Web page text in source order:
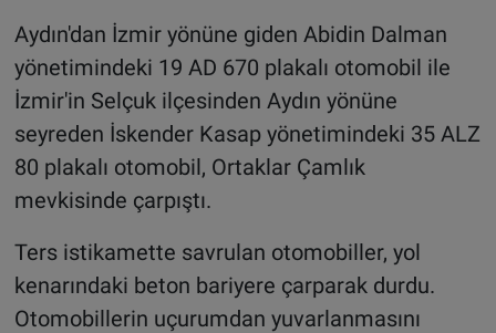
Aydın'dan İzmir yönüne giden Abidin Dalman
yönetimindeki 19 AD 670 plakalı otomobil ile
İzmir'in Selçuk ilçesinden Aydın yönüne
seyreden İskender Kasap yönetimindeki 35 ALZ
80 plakalı otomobil, Ortaklar Çamlık
mevkisinde çarpıştı.
Ters istikamette savrulan otomobiller, yol
kenarındaki beton bariyere çarparak durdu.
Otomobillerin uçurumdan yuvarlanmasını